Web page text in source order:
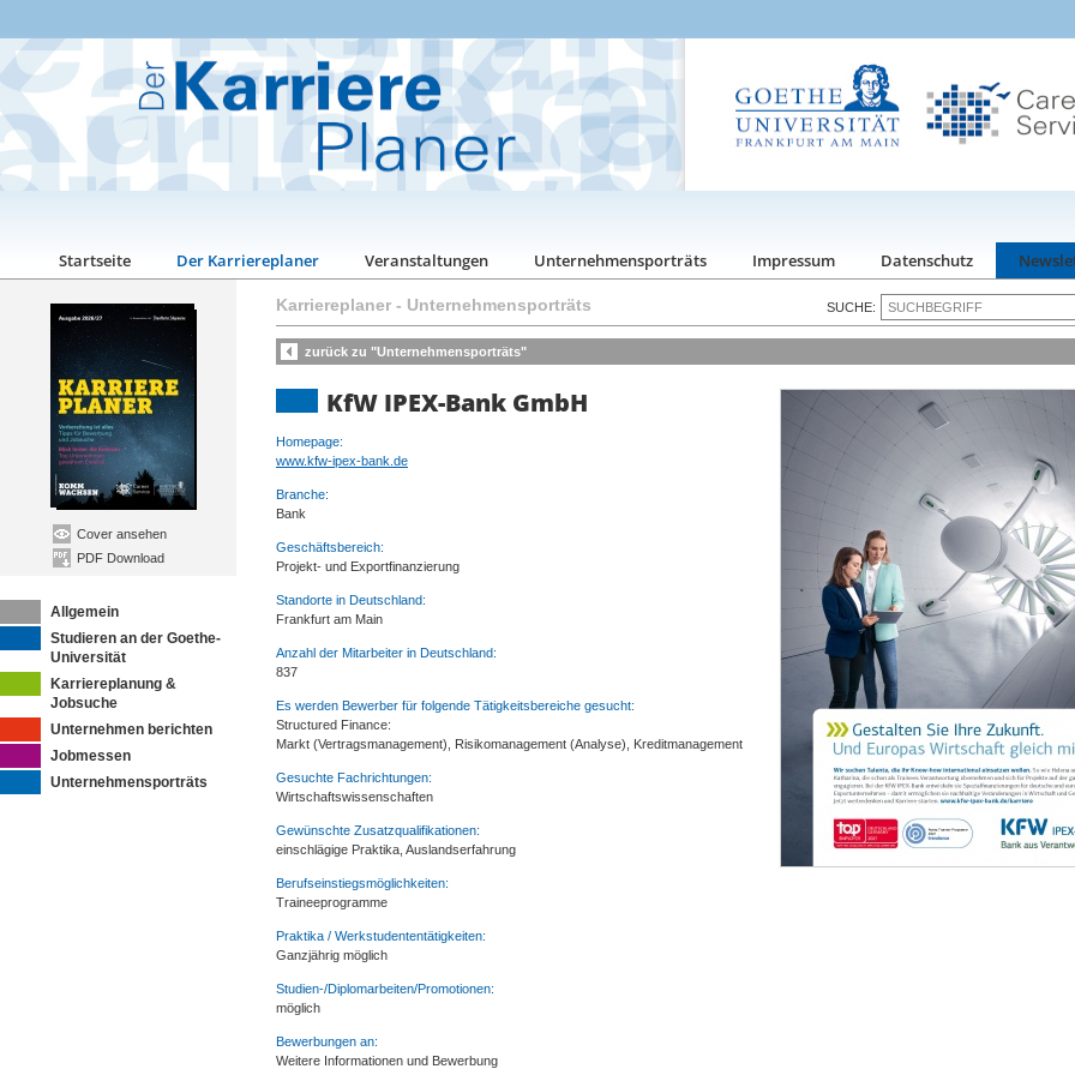
Startseite Der Karriereplaner Veranstaltungen Unternehmensporträts Impressum Datenschutz
Cover ansehen
PDF Download
Allgemein
Studieren an der Goethe-
Universität
Karriereplanung &
Jobsuche
Unternehmen berichten
Jobmessen
Unternehmensporträts
SUCHE:
Karriereplaner - Unternehmensporträts
zurück zu "Unternehmensporträts"
KfW IPEX-Bank GmbH
Homepage:
www.kfw-ipex-bank.de
Branche:
Bank
Geschäftsbereich:
Projekt- und Exportfinanzierung
Standorte in Deutschland:
Frankfurt am Main
Anzahl der Mitarbeiter in Deutschland:
837
Es werden Bewerber für folgende Tätigkeitsbereiche gesucht:
Structured Finance:
Markt (Vertragsmanagement), Risikomanagement (Analyse), Kreditmanagement
Gesuchte Fachrichtungen:
Wirtschaftswissenschaften
Gewünschte Zusatzqualifikationen:
einschlägige Praktika, Auslandserfahrung
Berufseinstiegsmöglichkeiten:
Traineeprogramme
Praktika / Werkstudententätigkeiten:
Ganzjährig möglich
Studien-/Diplomarbeiten/Promotionen:
möglich
Bewerbungen an:
Weitere Informationen und Bewerbung